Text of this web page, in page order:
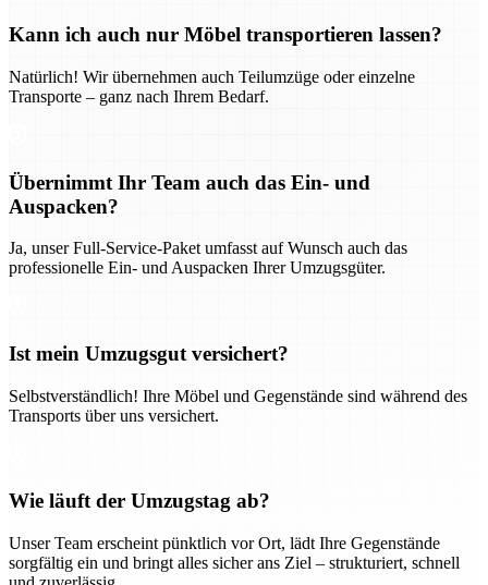
Kann ich auch nur Möbel transportieren lassen?
Natürlich! Wir übernehmen auch Teilumzüge oder einzelne
Transporte – ganz nach Ihrem Bedarf.
Übernimmt Ihr Team auch das Ein- und
Auspacken?
Ja, unser Full-Service-Paket umfasst auf Wunsch auch das
professionelle Ein- und Auspacken Ihrer Umzugsgüter.
Ist mein Umzugsgut versichert?
Selbstverständlich! Ihre Möbel und Gegenstände sind während des
Transports über uns versichert.
Wie läuft der Umzugstag ab?
Unser Team erscheint pünktlich vor Ort, lädt Ihre Gegenstände
sorgfältig ein und bringt alles sicher ans Ziel – strukturiert, schnell